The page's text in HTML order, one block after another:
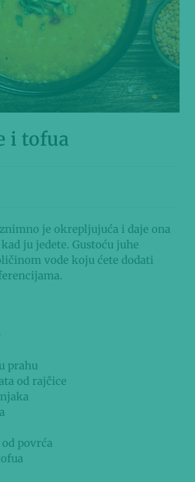
i tofua
je okrepljujuća i daje ona
ju jedete. Gustoću juhe
vode koju ćete dodati
prahu
od rajčice
povrća